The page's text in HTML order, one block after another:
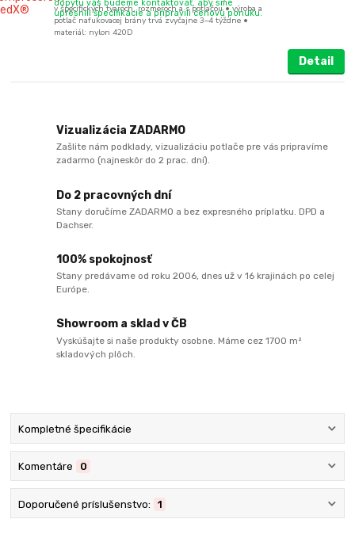
v špecifických tvaroch, rozmeroch a s potlačou • výroba a
potlač nafukovacej brány trvá zvyčajne 3–4 týždne •
materiál: nylon 420D
dopytu vás budeme kontaktovať, aby sme
upresnili špecifikácie a pripravili cenovú ponuku.
Detail
Vizualizácia ZADARMO
Zašlite nám podklady, vizualizáciu potlače pre vás pripravíme
zadarmo (najneskôr do 2 prac. dní).
Do 2 pracovných dní
Stany doručíme ZADARMO a bez expresného príplatku. DPD a
Dachser.
100% spokojnosť
Stany predávame od roku 2006, dnes už v 16 krajinách po celej
Európe.
Showroom a sklad v ČB
Vyskúšajte si naše produkty osobne. Máme cez 1700 m²
skladových plôch.
Kompletné špecifikácie
Komentáre 0
Doporučené príslušenstvo: 1